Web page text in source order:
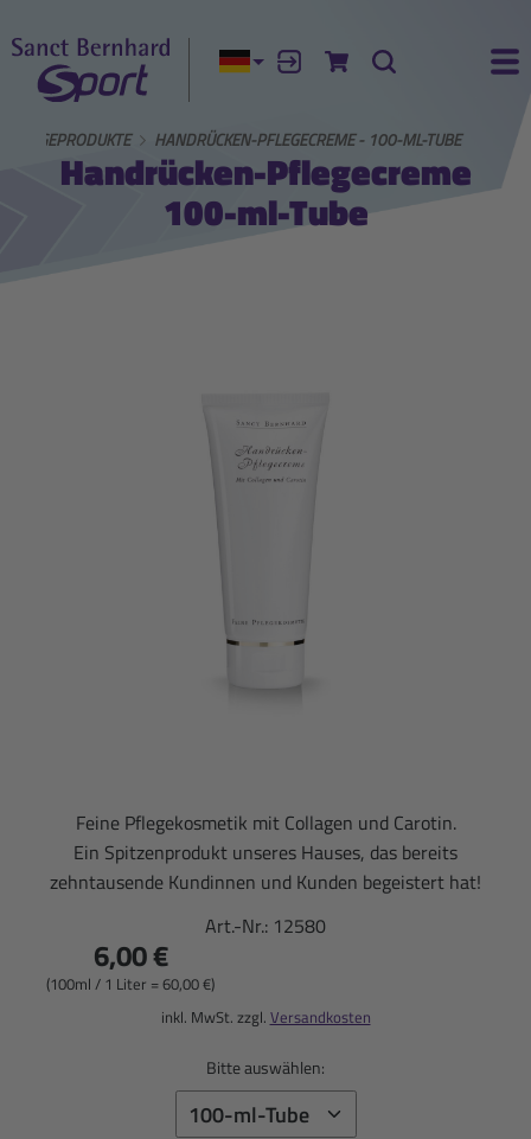
Aktuelle Sprache:
AnmeldenZum Warenkorb
Suche
HANDRÜCKEN-PFLEGECREME - 100-ML-TUBE
Handrücken-Pflegecreme
100-ml-Tube
Feine Pflegekosmetik mit Collagen und Carotin.
Ein Spitzenprodukt unseres Hauses, das bereits
zehntausende Kundinnen und Kunden begeistert hat!
Art.-Nr.: 12580
6,00 €
(100ml / 1 Liter = 60,00 €)
inkl. MwSt. zzgl. Versandkosten
Bitte auswählen: